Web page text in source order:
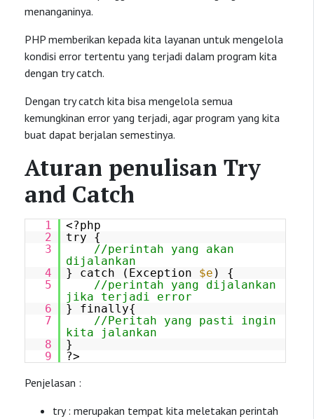
menanganinya.
PHP memberikan kepada kita layanan untuk mengelola
kondisi error tertentu yang terjadi dalam program kita
dengan try catch.
Dengan try catch kita bisa mengelola semua
kemungkinan error yang terjadi, agar program yang kita
buat dapat berjalan semestinya.
Aturan penulisan Try
and Catch
1
<?php
2
try {
3
//perintah yang akan
dijalankan
4
} catch (Exception $e ) {
5
//perintah yang dijalankan
jika terjadi error
6
} finally{
7
//Peritah yang pasti ingin
kita jalankan
8
}
9
?>
Penjelasan :
try : merupakan tempat kita meletakan perintah